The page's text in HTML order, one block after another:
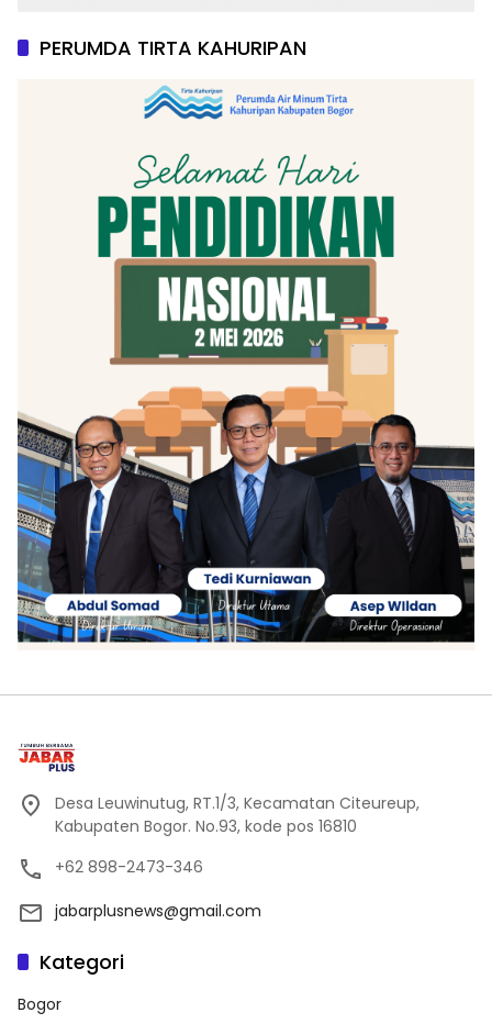
PERUMDA TIRTA KAHURIPAN
Desa Leuwinutug, RT.1/3, Kecamatan Citeureup,
Kabupaten Bogor. No.93, kode pos 16810
+62 898-2473-346
jabarplusnews@gmail.com
Kategori
Bogor